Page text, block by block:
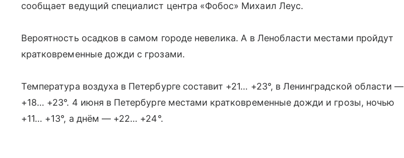
сообщает ведущий специалист центра «Фобос» Михаил Леус.
Вероятность осадков в самом городе невелика. А в Ленобласти местами пройдут
кратковременные дожди с грозами.
Температура воздуха в Петербурге составит +21… +23°, в Ленинградской области —
+18… +23°. 4 июня в Петербурге местами кратковременные дожди и грозы, ночью
+11… +13°, а днём — +22… +24°.